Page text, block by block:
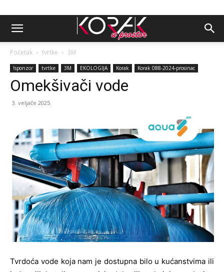
Početak tvrtke 3M
!sponzor tvrtke 3M EKOLOGIJA Korak Korak 088-2024-prosinac
Omekšivači vode
3. veljače 2025.
Tvrdoća vode koja nam je dostupna bilo u kućanstvima ili